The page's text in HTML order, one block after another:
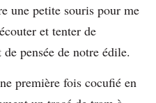
une petite souris pour me
et tenter de
pensée de notre édile.
première fois cocufié en